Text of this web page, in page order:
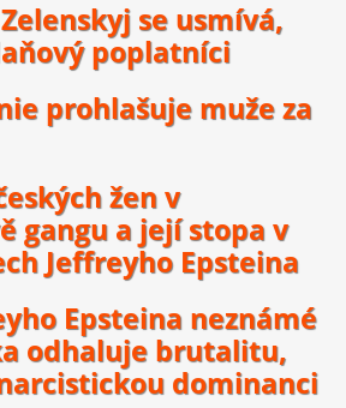
se usmívá,
poplatníci
prohlašuje muže za
žen v
gangu a její stopa v
Jeffreyho Epsteina
Epsteina neznámé
odhaluje brutalitu,
dominanci